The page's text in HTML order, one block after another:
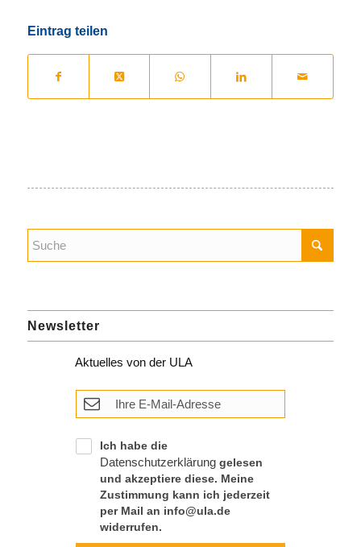
Eintrag teilen
Newsletter
Aktuelles von der ULA
Ich habe die
Datenschutzerklärung gelesen
und akzeptiere diese. Meine
Zustimmung kann ich jederzeit
per Mail an info@ula.de
widerrufen.